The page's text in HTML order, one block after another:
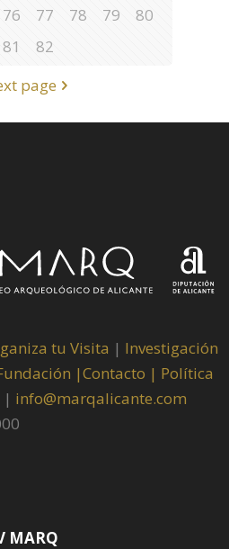
76 77 78 79
80
81
82
page
tu Visita | Investigación
|Contacto | Política
| info@marqalicante.com
MARQ